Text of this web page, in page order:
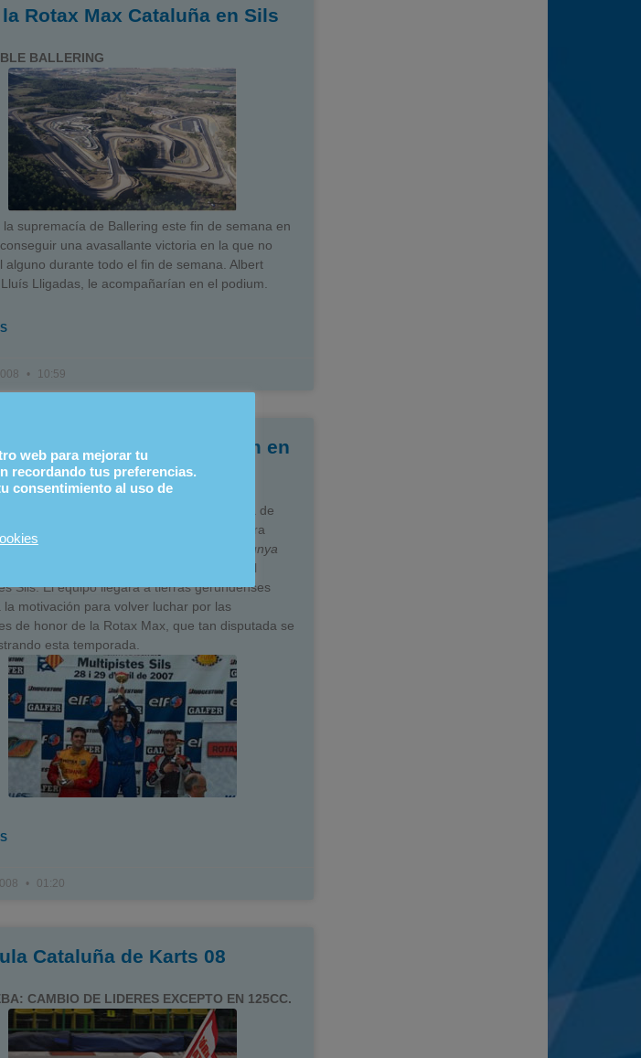
la Rotax Max Cataluña en Sils
BALLERING
la supremacía de Ballering este fin de semana en
una avasallante victoria en la que no
alguno durante todo el fin de semana. Albert
Lligadas, le acompañarían en el podium.
10:59
cita del CraksRacing Team en
CraksRacing Team se pone en marcha de
fin de semana para participar en la tercera
lasCopes, Trofeus i Challenges de Catalunya
que se disputará este fin de semana en el
Sils. El equipo llegará a tierras gerundenses
la motivación para volver luchar por las
de honor de la Rotax Max, que tan disputada se
esta temporada.
01:20
Cataluña de Karts 08
CAMBIO DE LIDERES EXCEPTO EN 125CC.
web para mejorar tu
recordando tus preferencias.
consentimiento al uso de